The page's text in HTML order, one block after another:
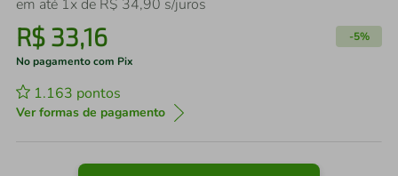
em até 1x de R$ 34,90 s/juros
R$ 33,16 -5%
No pagamento com Pix
1.163 pontos
Ver formas de pagamento